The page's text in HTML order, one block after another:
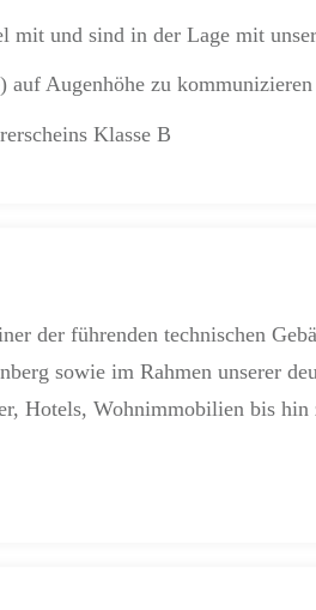
mit und sind in der Lage mit
auf Augenhöhe zu kommunizieren
Klasse B
der führenden technischen
sowie im Rahmen unserer
Hotels, Wohnimmobilien bis hin